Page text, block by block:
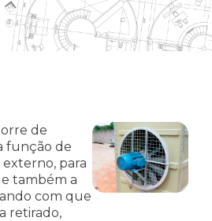
de
função de
para
também a
com que
retirado,